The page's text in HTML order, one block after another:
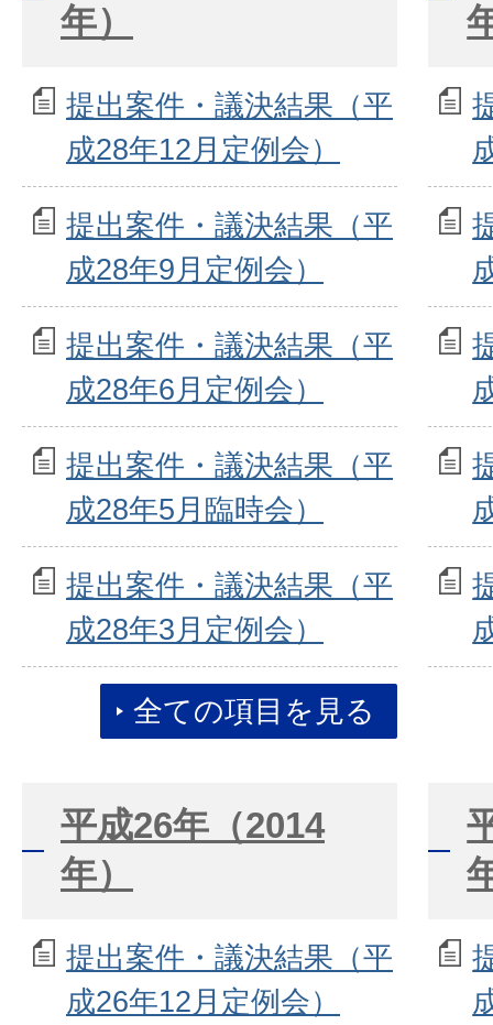
年）
提出案件・議決結果（平
成28年12月定例会）
提出案件・議決結果（平
成28年9月定例会）
提出案件・議決結果（平
成28年6月定例会）
提出案件・議決結果（平
成28年5月臨時会）
提出案件・議決結果（平
成28年3月定例会）
全ての項目を見る
平成26年（2014
年）
提出案件・議決結果（平
成26年12月定例会）